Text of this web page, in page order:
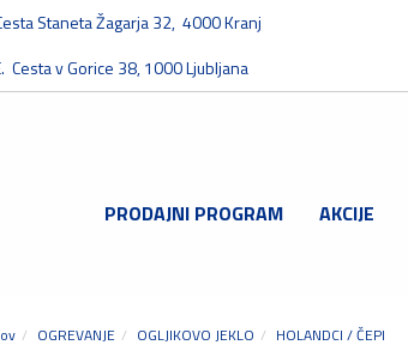
Staneta Žagarja 32, 4000 Kranj
Cesta v Gorice 38, 1000 Ljubljana
PRODAJNI PROGRAM AKCIJE
OGREVANJE OGLJIKOVO JEKLO HOLANDCI / ČEPI